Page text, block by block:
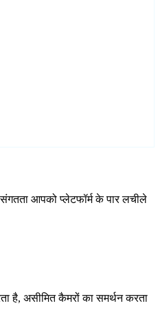
आपको प्लेटफॉर्म के पार लचीले
है, असीमित कैमरों का समर्थन करता